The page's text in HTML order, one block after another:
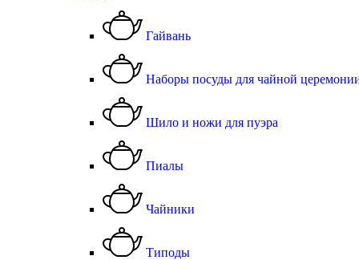
Гайвань
Наборы посуды для чайной
Шило и ножи для пуэра
Пиалы
Чайники
Типоды